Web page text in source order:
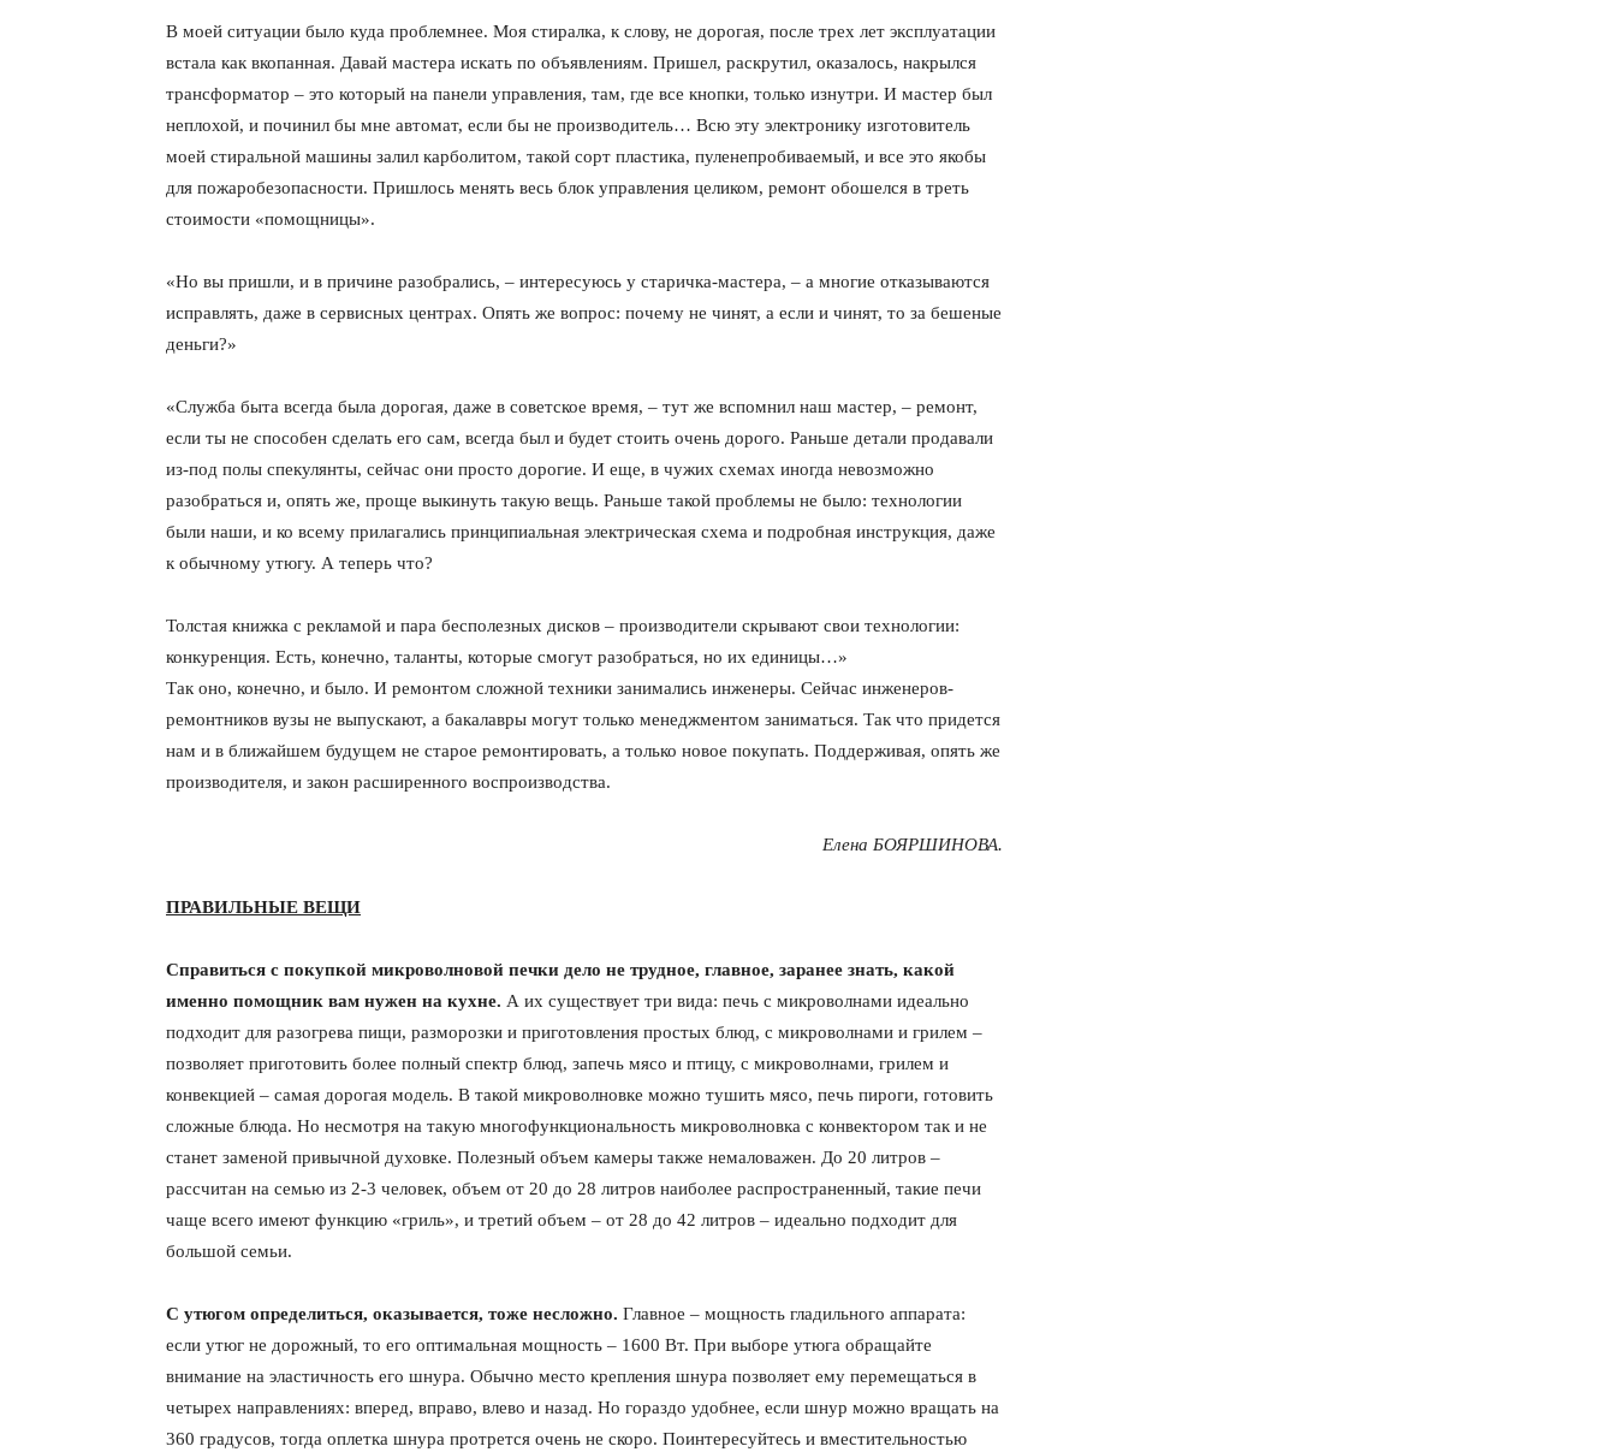
В моей ситуации было куда проблемнее. Моя стиралка, к слову, не дорогая, после трех лет эксплуатации
встала как вкопанная. Давай мастера искать по объявлениям. Пришел, раскрутил, оказалось, накрылся
трансформатор – это который на панели управления, там, где все кнопки, только изнутри. И мастер был
неплохой, и починил бы мне автомат, если бы не производитель… Всю эту электронику изготовитель
моей стиральной машины залил карболитом, такой сорт пластика, пуленепробиваемый, и все это якобы
для пожаробезопасности. Пришлось менять весь блок управления целиком, ремонт обошелся в треть
стоимости «помощницы».
«Но вы пришли, и в причине разобрались, – интересуюсь у старичка-мастера, – а многие отказываются
исправлять, даже в сервисных центрах. Опять же вопрос: почему не чинят, а если и чинят, то за бешеные
деньги?»
«Служба быта всегда была дорогая, даже в советское время, – тут же вспомнил наш мастер, – ремонт,
если ты не способен сделать его сам, всегда был и будет стоить очень дорого. Раньше детали продавали
из-под полы спекулянты, сейчас они просто дорогие. И еще, в чужих схемах иногда невозможно
разобраться и, опять же, проще выкинуть такую вещь. Раньше такой проблемы не было: технологии
были наши, и ко всему прилагались принципиальная электрическая схема и подробная инструкция, даже
к обычному утюгу. А теперь что?
Толстая книжка с рекламой и пара бесполезных дисков – производители скрывают свои технологии:
конкуренция. Есть, конечно, таланты, которые смогут разобраться, но их единицы…»
Так оно, конечно, и было. И ремонтом сложной техники занимались инженеры. Сейчас инженеров-
ремонтников вузы не выпускают, а бакалавры могут только менеджментом заниматься. Так что придется
нам и в ближайшем будущем не старое ремонтировать, а только новое покупать. Поддерживая, опять же
производителя, и закон расширенного воспроизводства.
Елена БОЯРШИНОВА.
ПРАВИЛЬНЫЕ ВЕЩИ
Справиться с покупкой микроволновой печки дело не трудное, главное, заранее знать, какой
именно помощник вам нужен на кухне. А их существует три вида: печь с микроволнами идеально
подходит для разогрева пищи, разморозки и приготовления простых блюд, с микроволнами и грилем –
позволяет приготовить более полный спектр блюд, запечь мясо и птицу, с микроволнами, грилем и
конвекцией – самая дорогая модель. В такой микроволновке можно тушить мясо, печь пироги, готовить
сложные блюда. Но несмотря на такую многофункциональность микроволновка с конвектором так и не
станет заменой привычной духовке. Полезный объем камеры также немаловажен. До 20 литров –
рассчитан на семью из 2-3 человек, объем от 20 до 28 литров наиболее распространенный, такие печи
чаще всего имеют функцию «гриль», и третий объем – от 28 до 42 литров – идеально подходит для
большой семьи.
С утюгом определиться, оказывается, тоже несложно. Главное – мощность гладильного аппарата:
если утюг не дорожный, то его оптимальная мощность – 1600 Вт. При выборе утюга обращайте
внимание на эластичность его шнура. Обычно место крепления шнура позволяет ему перемещаться в
четырех направлениях: вперед, вправо, влево и назад. Но гораздо удобнее, если шнур можно вращать на
360 градусов, тогда оплетка шнура протрется очень не скоро. Поинтересуйтесь и вместительностью